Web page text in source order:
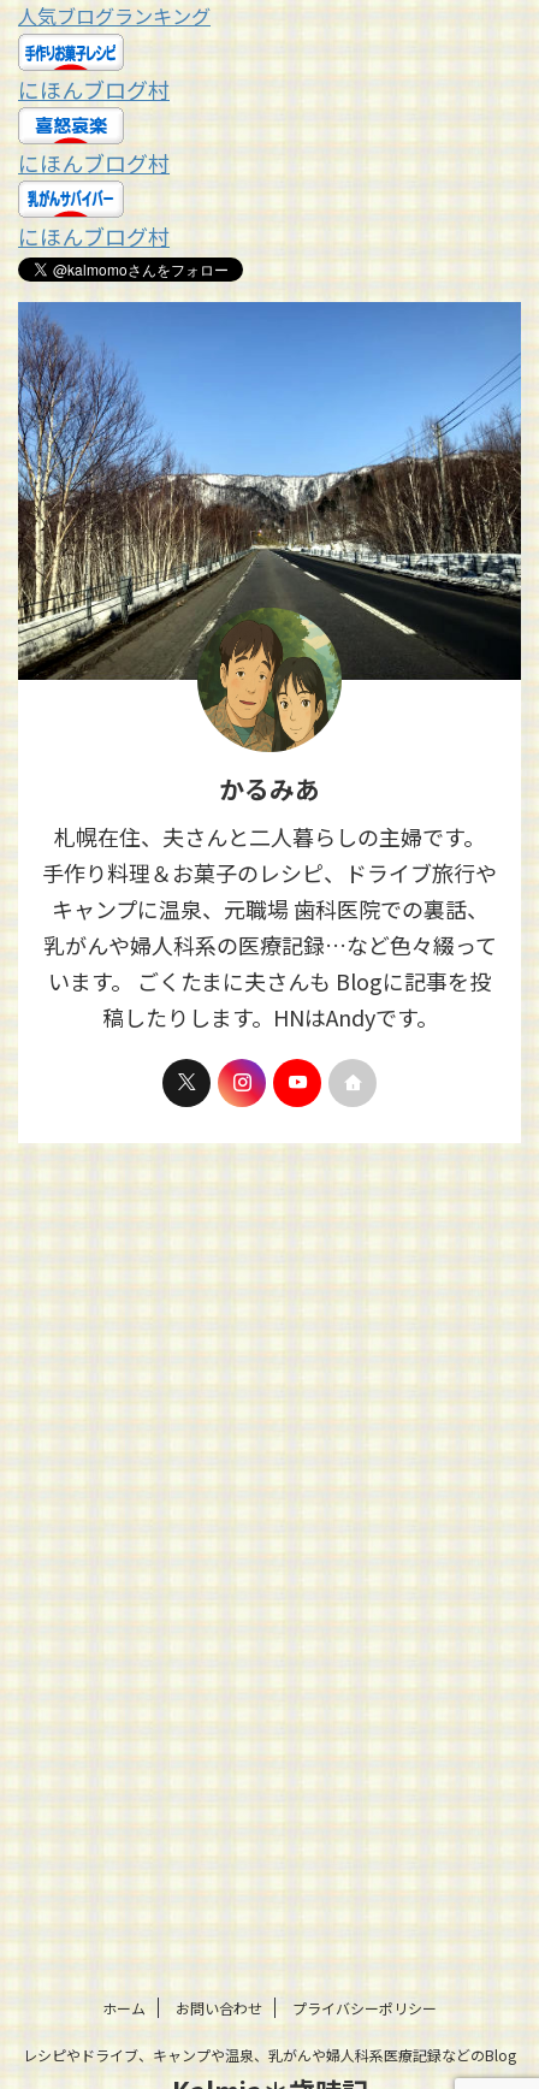
人気ブログランキング
にほんブログ村
にほんブログ村
にほんブログ村
かるみあ
札幌在住、夫さんと二人暮らしの主婦です。
手作り料理＆お菓子のレシピ、ドライブ旅行や
キャンプに温泉、元職場 歯科医院での裏話、
乳がんや婦人科系の医療記録…など色々綴って
います。 ごくたまに夫さんも Blogに記事を投
稿したりします。HNはAndyです。
ホーム お問い合わせ プライバシーポリシー
レシピやドライブ、キャンプや温泉、乳がんや婦人科系医療記録などのBlog